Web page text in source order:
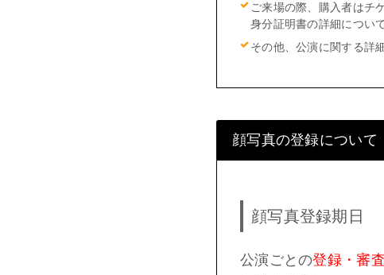
ご来場の際、購入者はチ
身分証明書の詳細につい
その他、公演に関する詳細
顔写真の登録について
顔写真登録期日
公演ごとの登録・審